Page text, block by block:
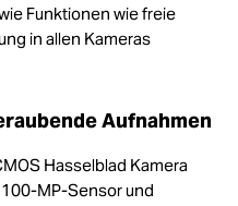
Funktionen wie freie
in allen Kameras
Aufnahmen
Hasselblad Kamera
MP-Sensor und